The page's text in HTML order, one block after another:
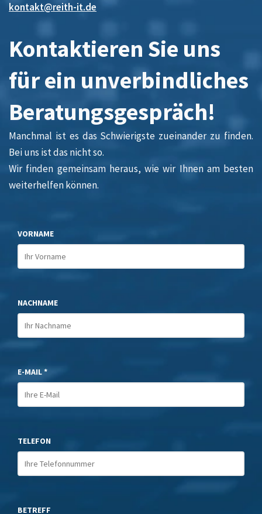
kontakt@reith-it.de
Kontaktieren Sie uns
für ein unverbindliches
Beratungsgespräch!
Manchmal ist es das Schwierigste zueinander zu finden.
Bei uns ist das nicht so.
Wir finden gemeinsam heraus, wie wir Ihnen am besten
weiterhelfen können.
VORNAME
NACHNAME
E-MAIL *
TELEFON
BETREFF